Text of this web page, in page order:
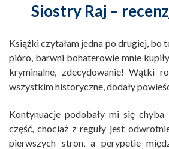
Siostry Raj –
Książki czytałam jedna po drugiej, bo
pióro, barwni bohaterowie mnie
kryminalne, zdecydowanie! Wątki
wszystkim historyczne, dodały
Kontynuacje podobały mi się
część, chociaż z reguły jest
pierwszych stron, a perypetie